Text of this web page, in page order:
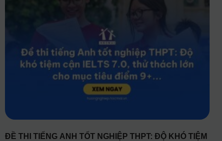
ĐỀ THI TIẾNG ANH TỐT NGHIỆP THPT: ĐỘ KHÓ TIỆM